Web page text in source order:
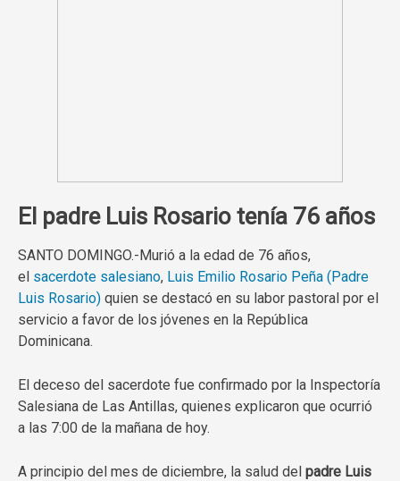
El padre Luis Rosario tenía 76 años
SANTO DOMINGO.-Murió a la edad de 76 años,
el sacerdote salesiano, Luis Emilio Rosario Peña (Padre
Luis Rosario) quien se destacó en su labor pastoral por el
servicio a favor de los jóvenes en la República
Dominicana.
El deceso del sacerdote fue confirmado por la Inspectoría
Salesiana de Las Antillas, quienes explicaron que ocurrió
a las 7:00 de la mañana de hoy.
A principio del mes de diciembre, la salud del padre Luis